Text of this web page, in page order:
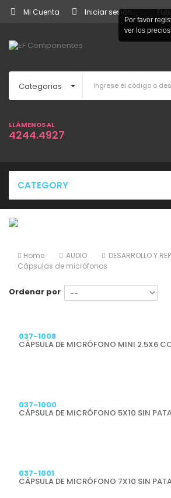
Mi Cuenta Iniciar sesión
Categorias
LLÁMENOS AL
4244.4927
CATEGORY
Home AUDIO
DESARROLLO Y
Cápsulas de micrófonos
Ordenar por
037-1008
CÁPSULA DE MICRÓFONO MINI 2.5X6
037-1000
CÁPSULA DE MICRÓFONO 5X10 SIN
037-1001
CÁPSULA DE MICRÓFONO 7X10 SIN
Por favor
ver los precios